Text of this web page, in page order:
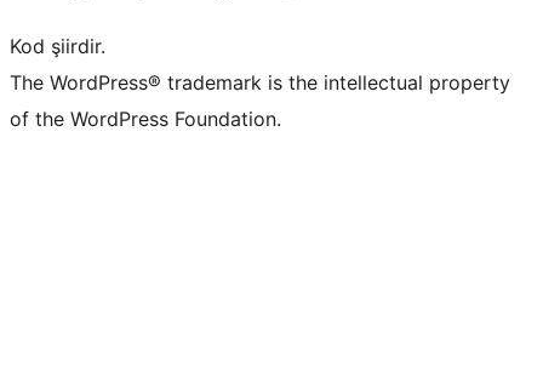
Kod şiirdir.
The WordPress® trademark is the intellectual property
of the WordPress Foundation.